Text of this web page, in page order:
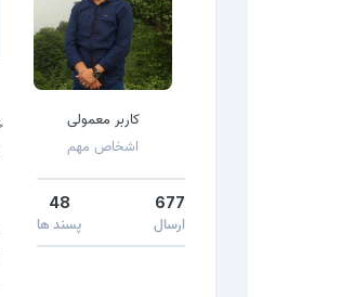
کاربر معمولی
اشخاص مهم
677
ارسال
48
پسند ها